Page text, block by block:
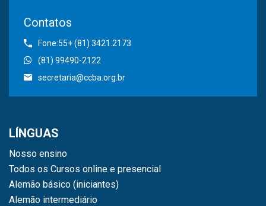
Contatos
Fone:55+ (81) 3421.2173
(81) 99490-2122
secretaria@ccba.org.br
LÍNGUAS
Nosso ensino
Todos os Cursos online e presencial
Alemão básico (iniciantes)
Alemão intermediário